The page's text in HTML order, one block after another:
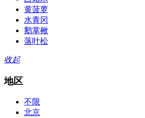
黄菠萝
水青冈
鹅掌楸
落叶松
收起
地区
不限
北京